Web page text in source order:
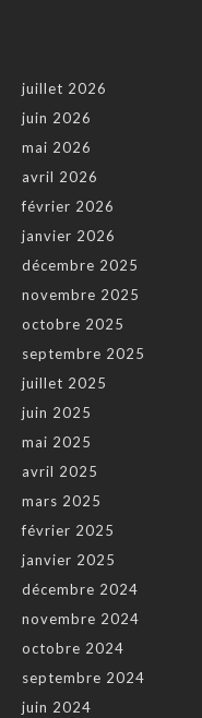
juillet 2026
juin 2026
mai 2026
avril 2026
février 2026
janvier 2026
décembre 2025
novembre 2025
octobre 2025
septembre 2025
juillet 2025
juin 2025
mai 2025
avril 2025
mars 2025
février 2025
janvier 2025
décembre 2024
novembre 2024
octobre 2024
septembre 2024
juin 2024